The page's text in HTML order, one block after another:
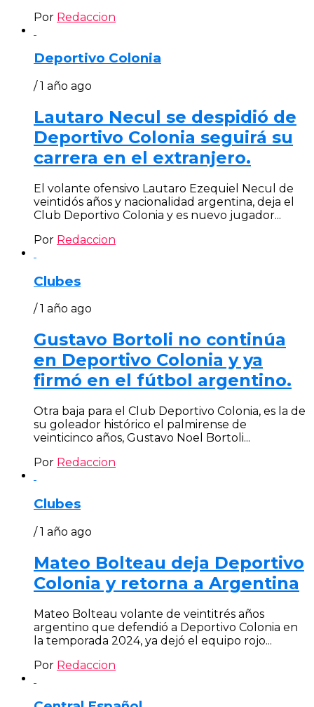
Por Redaccion
Deportivo Colonia
/ 1 año ago
Lautaro Necul se despidió de
Deportivo Colonia seguirá su
carrera en el extranjero.
El volante ofensivo Lautaro Ezequiel Necul de
veintidós años y nacionalidad argentina, deja el
Club Deportivo Colonia y es nuevo jugador...
Por Redaccion
Clubes
/ 1 año ago
Gustavo Bortoli no continúa
en Deportivo Colonia y ya
firmó en el fútbol argentino.
Otra baja para el Club Deportivo Colonia, es la de
su goleador histórico el palmirense de
veinticinco años, Gustavo Noel Bortoli...
Por Redaccion
Clubes
/ 1 año ago
Mateo Bolteau deja Deportivo
Colonia y retorna a Argentina
Mateo Bolteau volante de veintitrés años
argentino que defendió a Deportivo Colonia en
la temporada 2024, ya dejó el equipo rojo...
Por Redaccion